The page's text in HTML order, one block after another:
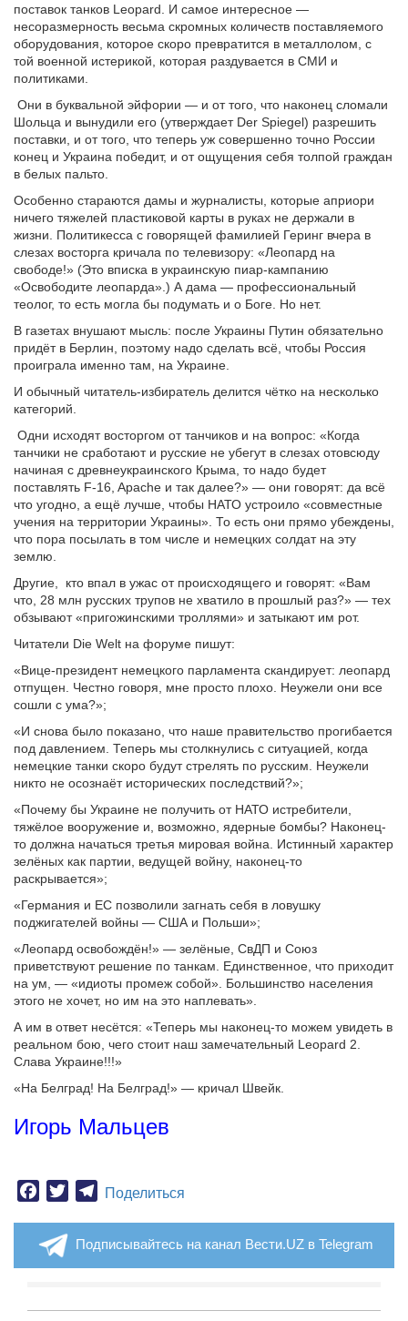
поставок танков Leopard. И самое интересное —
несоразмерность весьма скромных количеств поставляемого
оборудования, которое скоро превратится в металлолом, с
той военной истерикой, которая раздувается в СМИ и
политиками.
Они в буквальной эйфории — и от того, что наконец сломали
Шольца и вынудили его (утверждает Der Spiegel) разрешить
поставки, и от того, что теперь уж совершенно точно России
конец и Украина победит, и от ощущения себя толпой граждан
в белых пальто.
Особенно стараются дамы и журналисты, которые априори
ничего тяжелей пластиковой карты в руках не держали в
жизни. Политикесса с говорящей фамилией Геринг вчера в
слезах восторга кричала по телевизору: «Леопард на
свободе!» (Это вписка в украинскую пиар-кампанию
«Освободите леопарда».) А дама — профессиональный
теолог, то есть могла бы подумать и о Боге. Но нет.
В газетах внушают мысль: после Украины Путин обязательно
придёт в Берлин, поэтому надо сделать всё, чтобы Россия
проиграла именно там, на Украине.
И обычный читатель-избиратель делится чётко на несколько
категорий.
Одни исходят восторгом от танчиков и на вопрос: «Когда
танчики не сработают и русские не убегут в слезах отовсюду
начиная с древнеукраинского Крыма, то надо будет
поставлять F-16, Apache и так далее?» — они говорят: да всё
что угодно, а ещё лучше, чтобы НАТО устроило «совместные
учения на территории Украины». То есть они прямо убеждены,
что пора посылать в том числе и немецких солдат на эту
землю.
Другие, кто впал в ужас от происходящего и говорят: «Вам
что, 28 млн русских трупов не хватило в прошлый раз?» — тех
обзывают «пригожинскими троллями» и затыкают им рот.
Читатели Die Welt на форуме пишут:
«Вице-президент немецкого парламента скандирует: леопард
отпущен. Честно говоря, мне просто плохо. Неужели они все
сошли с ума?»;
«И снова было показано, что наше правительство прогибается
под давлением. Теперь мы столкнулись с ситуацией, когда
немецкие танки скоро будут стрелять по русским. Неужели
никто не осознаёт исторических последствий?»;
«Почему бы Украине не получить от НАТО истребители,
тяжёлое вооружение и, возможно, ядерные бомбы? Наконец-
то должна начаться третья мировая война. Истинный характер
зелёных как партии, ведущей войну, наконец-то
раскрывается»;
«Германия и ЕС позволили загнать себя в ловушку
поджигателей войны — США и Польши»;
«Леопард освобождён!» — зелёные, СвДП и Союз
приветствуют решение по танкам. Единственное, что приходит
на ум, — «идиоты промеж собой». Большинство населения
этого не хочет, но им на это наплевать».
А им в ответ несётся: «Теперь мы наконец-то можем увидеть в
реальном бою, чего стоит наш замечательный Leopard 2.
Слава Украине!!!»
«На Белград! На Белград!» — кричал Швейк.
Игорь Мальцев
Facebook
TwitterTelegram
Поделиться
Подписывайтесь на канал Вести.UZ в Telegram